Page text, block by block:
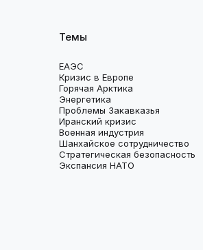
Темы
ЕАЭС
Кризис в Европе
Горячая Арктика
Энергетика
Проблемы Закавказья
Иранский кризис
Военная индустрия
Шанхайское сотрудничество
Стратегическая безопасность
Экспансия НАТО